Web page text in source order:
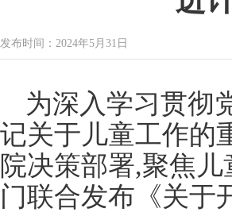
发布时间：2024年5月31日
为深入学习贯彻
记关于儿童工作的
院决策部署,聚焦
门联合发布《关于